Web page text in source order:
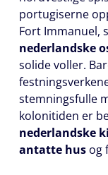
portugiserne
Fort Immanuel,
nederlandske
solide voller.
stemningsfulle
kolonitiden er
nederlandske
antatte hus og